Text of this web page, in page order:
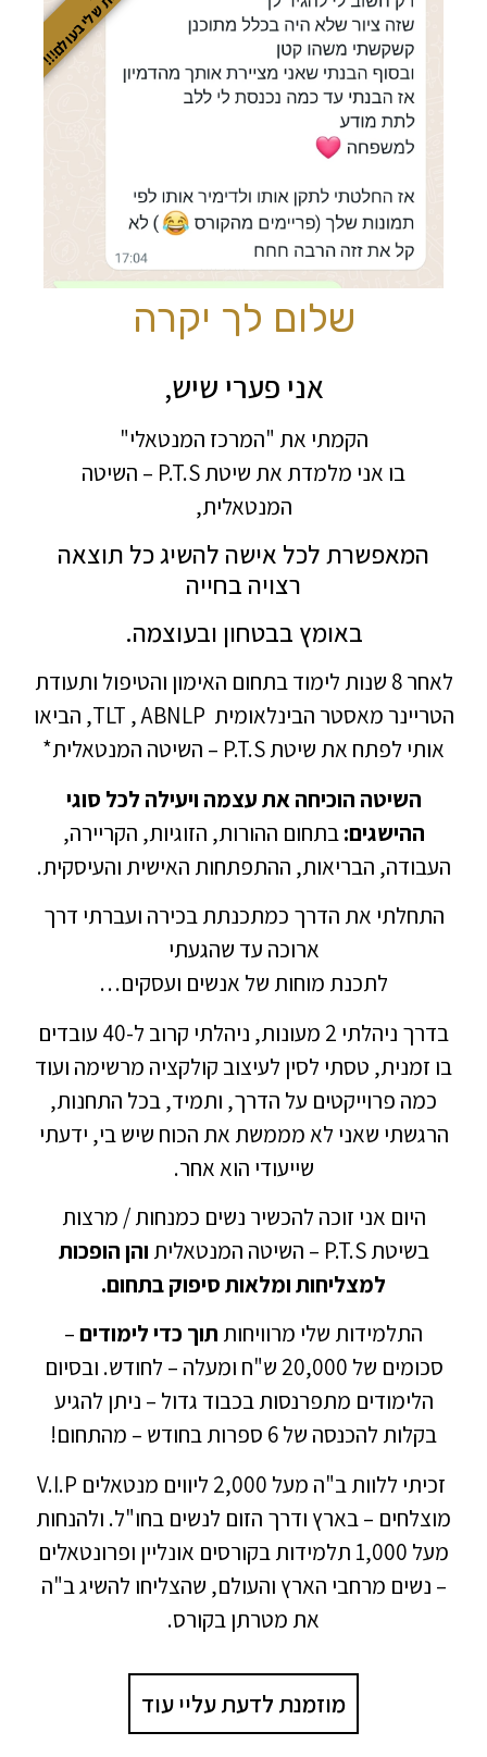
שלום לך יקרה
אני פערי שיש,
הקמתי את "המרכז המנטאלי"
בו אני מלמדת את שיטת P.T.S – השיטה
המנטאלית,
המאפשרת לכל אישה להשיג כל תוצאה
רצויה בחייה
באומץ בבטחון ובעוצמה.
לאחר 8 שנות לימוד בתחום האימון והטיפול ותעודת
הטריינר מאסטר הבינלאומית TLT , ABNLP, הביאו
אותי לפתח את שיטת P.T.S – השיטה המנטאלית*
השיטה הוכיחה את עצמה ויעילה לכל סוגי
ההישגים:בתחום ההורות, הזוגיות, הקריירה,
העבודה, הבריאות, ההתפתחות האישית והעיסקית.
התחלתי את הדרך כמתכנתת בכירה ועברתי דרך
ארוכה עד שהגעתי
לתכנת מוחות של אנשים ועסקים…
בדרך ניהלתי 2 מעונות, ניהלתי קרוב ל-40 עובדים
בו זמנית, טסתי לסין לעיצוב קולקציה מרשימה ועוד
כמה פרוייקטים על הדרך, ותמיד, בכל התחנות,
הרגשתי שאני לא מממשת את הכוח שיש בי, ידעתי
שייעודי הוא אחר.
היום אני זוכה להכשיר נשים כמנחות / מרצות
בשיטת P.T.S – השיטה המנטאלית
והן הופכות
למצליחות ומלאות סיפוק בתחום.
התלמידות שלי מרוויחותתוך כדי לימודים–
סכומים של 20,000 ש"ח ומעלה – לחודש. ובסיום
הלימודים מתפרנסות בכבוד גדול – ניתן להגיע
בקלות להכנסה של 6 ספרות בחודש – מהתחום!
זכיתי ללוות ב"ה מעל 2,000 ליווים מנטאלים V.I.P
מוצלחים – בארץ ודרך הזום לנשים בחו"ל. ולהנחות
מעל 1,000 תלמידות בקורסים אונליין ופרונטאלים
– נשים מרחבי הארץ והעולם, שהצליחו להשיג ב"ה
את מטרתן בקורס.
מוזמנת לדעת עליי עוד